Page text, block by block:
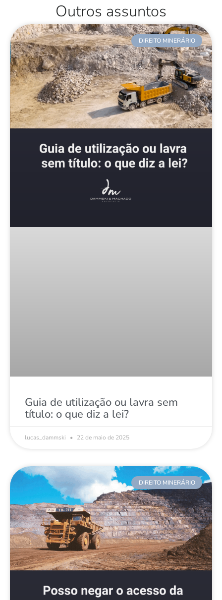
Outros assuntos
DIREITO MINERÁRIO
Guia de utilização ou lavra sem
título: o que diz a lei?
lucas_dammski 22 de maio de 2025
DIREITO MINERÁRIO